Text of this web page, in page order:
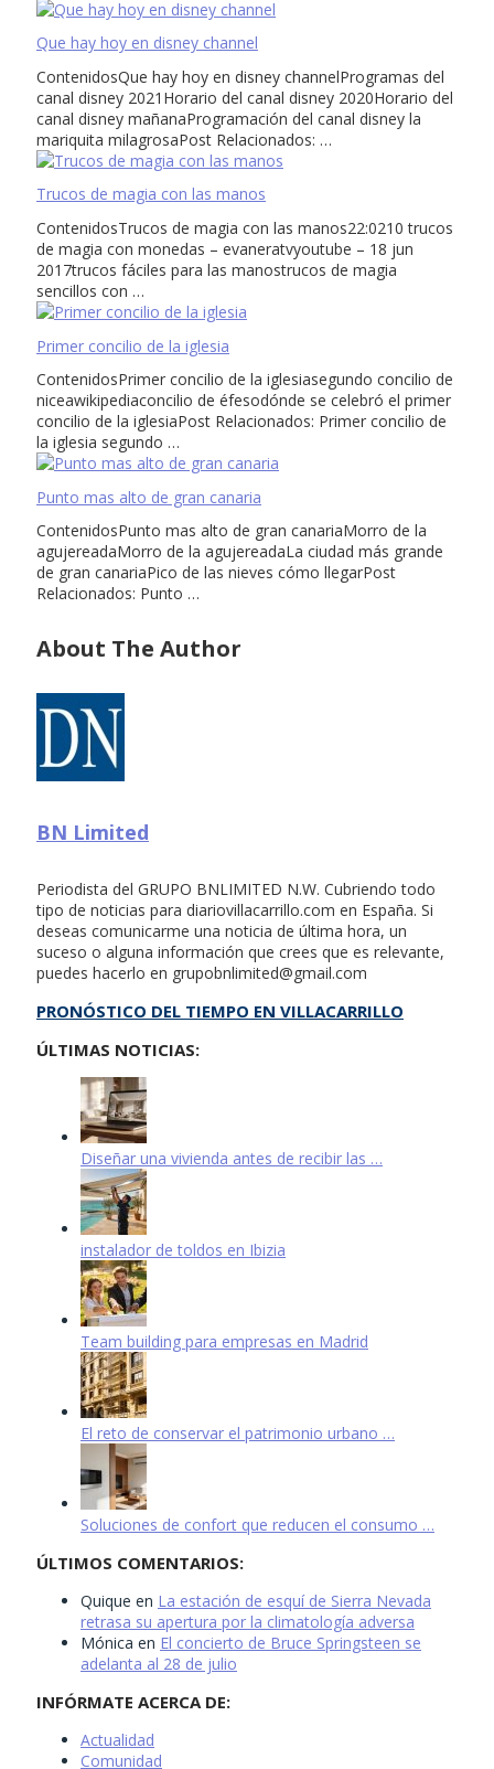
Que hay hoy en disney channel
ContenidosQue hay hoy en disney channelProgramas del
canal disney 2021Horario del canal disney 2020Horario del
canal disney mañanaProgramación del canal disney la
mariquita milagrosaPost Relacionados: …
Trucos de magia con las manos
ContenidosTrucos de magia con las manos22:0210 trucos
de magia con monedas – evaneratvyoutube – 18 jun
2017trucos fáciles para las manostrucos de magia
sencillos con …
Primer concilio de la iglesia
ContenidosPrimer concilio de la iglesiasegundo concilio de
niceawikipediaconcilio de éfesodónde se celebró el primer
concilio de la iglesiaPost Relacionados: Primer concilio de
la iglesia segundo …
Punto mas alto de gran canaria
ContenidosPunto mas alto de gran canariaMorro de la
agujereadaMorro de la agujereadaLa ciudad más grande
de gran canariaPico de las nieves cómo llegarPost
Relacionados: Punto …
About The Author
BN Limited
Periodista del GRUPO BNLIMITED N.W. Cubriendo todo
tipo de noticias para diariovillacarrillo.com en España. Si
deseas comunicarme una noticia de última hora, un
suceso o alguna información que crees que es relevante,
puedes hacerlo en grupobnlimited@gmail.com
PRONÓSTICO DEL TIEMPO EN VILLACARRILLO
ÚLTIMAS NOTICIAS:
Diseñar una vivienda antes de recibir las …
instalador de toldos en Ibizia
Team building para empresas en Madrid
El reto de conservar el patrimonio urbano …
Soluciones de confort que reducen el consumo …
ÚLTIMOS COMENTARIOS:
Quique en La estación de esquí de Sierra Nevada
retrasa su apertura por la climatología adversa
Mónica en El concierto de Bruce Springsteen se
adelanta al 28 de julio
INFÓRMATE ACERCA DE:
Actualidad
Comunidad